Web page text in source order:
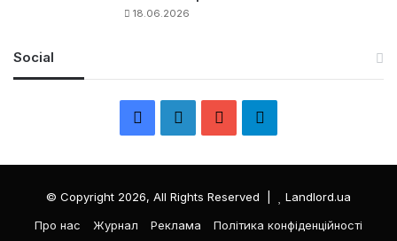
18.06.2026
Social
c
e
n
k
T
л
е
© Copyright 2026, All Rights Reserved |
Landlord.ua
Про нас
Журнал Реклама Політика конфіденційності